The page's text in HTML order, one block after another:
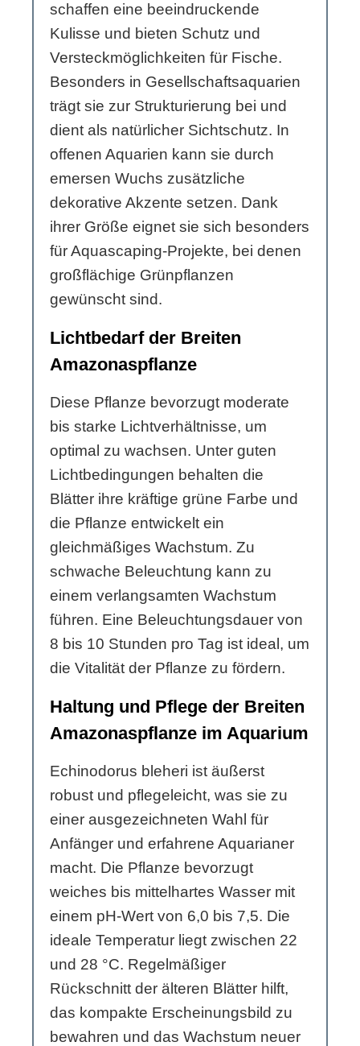
schaffen eine beeindruckende
Kulisse und bieten Schutz und
Versteckmöglichkeiten für Fische.
Besonders in Gesellschaftsaquarien
trägt sie zur Strukturierung bei und
dient als natürlicher Sichtschutz. In
offenen Aquarien kann sie durch
emersen Wuchs zusätzliche
dekorative Akzente setzen. Dank
ihrer Größe eignet sie sich besonders
für Aquascaping-Projekte, bei denen
großflächige Grünpflanzen
gewünscht sind.
Lichtbedarf der Breiten
Amazonaspflanze
Diese Pflanze bevorzugt moderate
bis starke Lichtverhältnisse, um
optimal zu wachsen. Unter guten
Lichtbedingungen behalten die
Blätter ihre kräftige grüne Farbe und
die Pflanze entwickelt ein
gleichmäßiges Wachstum. Zu
schwache Beleuchtung kann zu
einem verlangsamten Wachstum
führen. Eine Beleuchtungsdauer von
8 bis 10 Stunden pro Tag ist ideal, um
die Vitalität der Pflanze zu fördern.
Haltung und Pflege der Breiten
Amazonaspflanze im Aquarium
Echinodorus bleheri ist äußerst
robust und pflegeleicht, was sie zu
einer ausgezeichneten Wahl für
Anfänger und erfahrene Aquarianer
macht. Die Pflanze bevorzugt
weiches bis mittelhartes Wasser mit
einem pH-Wert von 6,0 bis 7,5. Die
ideale Temperatur liegt zwischen 22
und 28 °C. Regelmäßiger
Rückschnitt der älteren Blätter hilft,
das kompakte Erscheinungsbild zu
bewahren und das Wachstum neuer